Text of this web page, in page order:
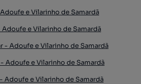
e Vilarinho de Samardã
Adoufe e Vilarinho de Samardã
- Adoufe e Vilarinho de Samardã
Adoufe e Vilarinho de Samardã
Adoufe e Vilarinho de Samardã